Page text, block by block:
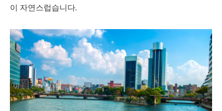
이 자연스럽습니다.